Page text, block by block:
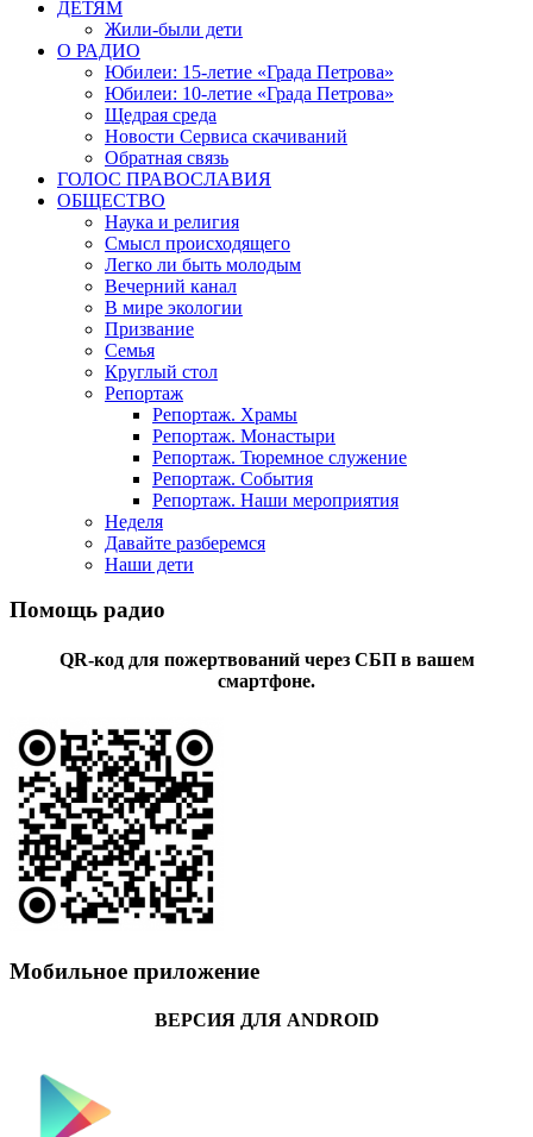
ДЕТЯМ
Жили-были дети
О РАДИО
Юбилеи: 15-летие «Града Петрова»
Юбилеи: 10-летие «Града Петрова»
Щедрая среда
Новости Сервиса скачиваний
Обратная связь
ГОЛОС ПРАВОСЛАВИЯ
ОБЩЕСТВО
Наука и религия
Смысл происходящего
Легко ли быть молодым
Вечерний канал
В мире экологии
Призвание
Семья
Круглый стол
Репортаж
Репортаж. Храмы
Репортаж. Монастыри
Репортаж. Тюремное служение
Репортаж. События
Репортаж. Наши мероприятия
Неделя
Давайте разберемся
Наши дети
Помощь радио
QR-код для пожертвований через СБП в вашем
смартфоне.
Мобильное приложение
ВЕРСИЯ ДЛЯ ANDROID